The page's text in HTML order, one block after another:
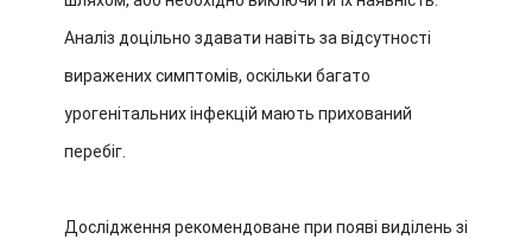
Аналіз доцільно здавати навіть за відсутності
виражених симптомів, оскільки багато
урогенітальних інфекцій мають прихований
перебіг.
Дослідження рекомендоване при появі виділень зі